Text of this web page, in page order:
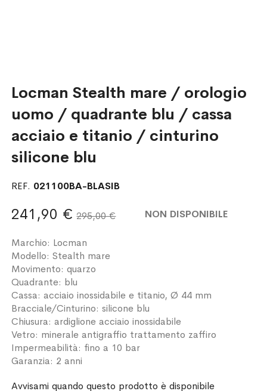
Locman Stealth mare / orologio
uomo / quadrante blu / cassa
acciaio e titanio / cinturino
silicone blu
REF. 021100BA-BLASIB
241,90 € 295,00 € NON DISPONIBILE
Marchio: Locman
Modello: Stealth mare
Movimento: quarzo
Quadrante: blu
Cassa: acciaio inossidabile e titanio, Ø 44 mm
Bracciale/Cinturino: silicone blu
Chiusura: ardiglione acciaio inossidabile
Vetro: minerale antigraffio trattamento zaffiro
Impermeabilità: fino a 10 bar
Garanzia: 2 anni
Avvisami quando questo prodotto è disponibile